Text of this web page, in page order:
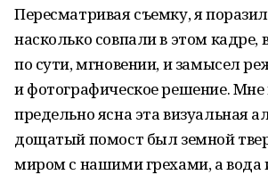
Пересматривая съемку, я
насколько совпали в этом кадре,
по сути, мгновении, и замысел
и фотографическое решение. Мне
предельно ясна эта визуальная
дощатый помост был земной
миром с нашими грехами, а вода